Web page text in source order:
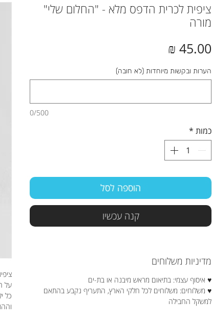
על
כל
ציפית לכרית הדפס מלא - "החלום שלי"
מורה
הערות ובקשות מיוחדות (לא חובה)
0/500
כמות *
הוספה לסל
קנה עכשיו
מדיניות משלוחים
♥ איסוף עצמי: בתיאום מראש מיבנה או בת-ים
♥ משלוחים: משלוחים לכל חלקי הארץ, התעריף נקבע בהתאם
למשקל החבילה